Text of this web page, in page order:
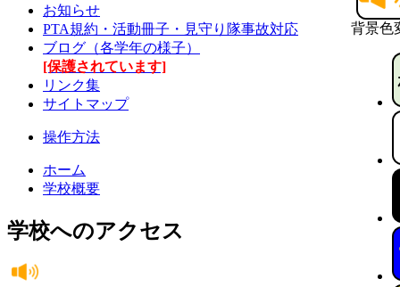
背景色
お知らせ
PTA規約・活動冊子・見守り隊事故対応
ブログ（各学年の様子）
[保護されています]
リンク集
サイトマップ
操作方法
ホーム
学校概要
学校へのアクセス